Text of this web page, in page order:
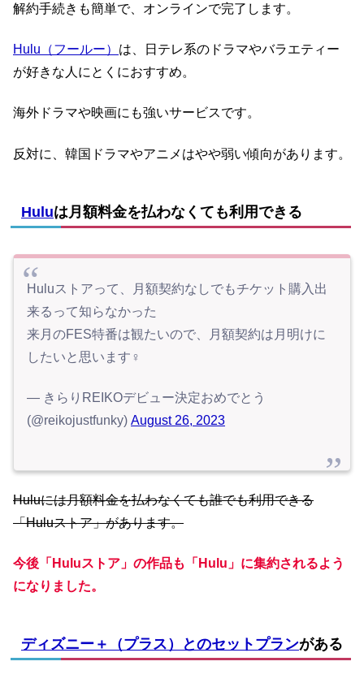
解約手続きも簡単で、オンラインで完了します。
Hulu（フールー） は、日テレ系のドラマやバラエティー
が好きな人にとくにおすすめ。
海外ドラマや映画にも強いサービスです。
反対に、韓国ドラマやアニメはやや弱い傾向があります。
Huluは月額料金を払わなくても利用できる
Huluストアって、月額契約なしでもチケット購入出
来るって知らなかった
来月のFES特番は観たいので、月額契約は月明けに
したいと思います‍♀️
— きらりREIKOデビュー決定おめでとう
(@reikojustfunky) August 26, 2023
Huluには月額料金を払わなくても誰でも利用できる
「Huluストア」があります。
今後「Huluストア」の作品も「Hulu」に集約されるよう
になりました。
ディズニー＋（プラス）とのセットプランがある